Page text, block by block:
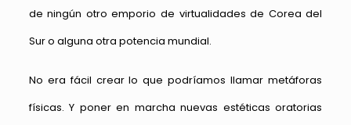
de ningún otro emporio de virtualidades de Corea del
Sur o alguna otra potencia mundial.
No era fácil crear lo que podríamos llamar metáforas
físicas. Y poner en marcha nuevas estéticas oratorias